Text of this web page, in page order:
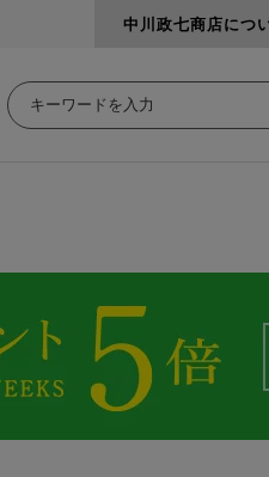
中川政七商店につ